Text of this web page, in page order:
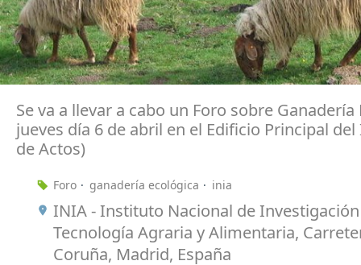
Se va a llevar a cabo un Foro sobre Ganadería
jueves día 6 de abril en el Edificio Principal del
de Actos)
Foro ganadería ecológica inia
INIA - Instituto Nacional de
Tecnología Agraria y Alimentaria,
Coruña, Madrid, España